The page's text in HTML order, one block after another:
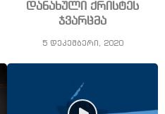
დანახული ქრისტეს
ჯვარცმა
5 დეკემბერი, 2020